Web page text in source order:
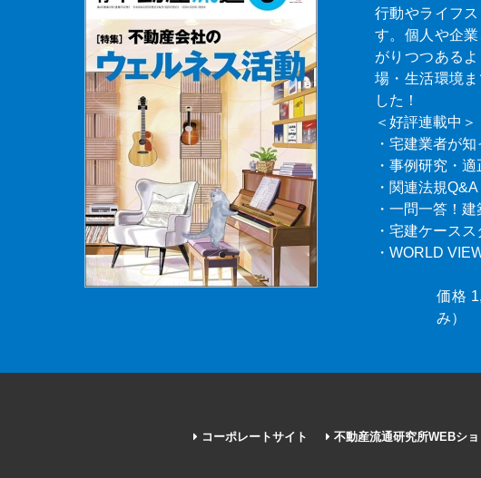
行動やライフ
す。個人や企
がりつつある
場・生活環境
した！
＜好評連載中＞
・宅建業者が
・事例研究・
・関連法規Q&A
・一問一答！
・宅建ケース
・WORLD
価格
み）
コーポレートサイト
不動産流通研究所WEBシ